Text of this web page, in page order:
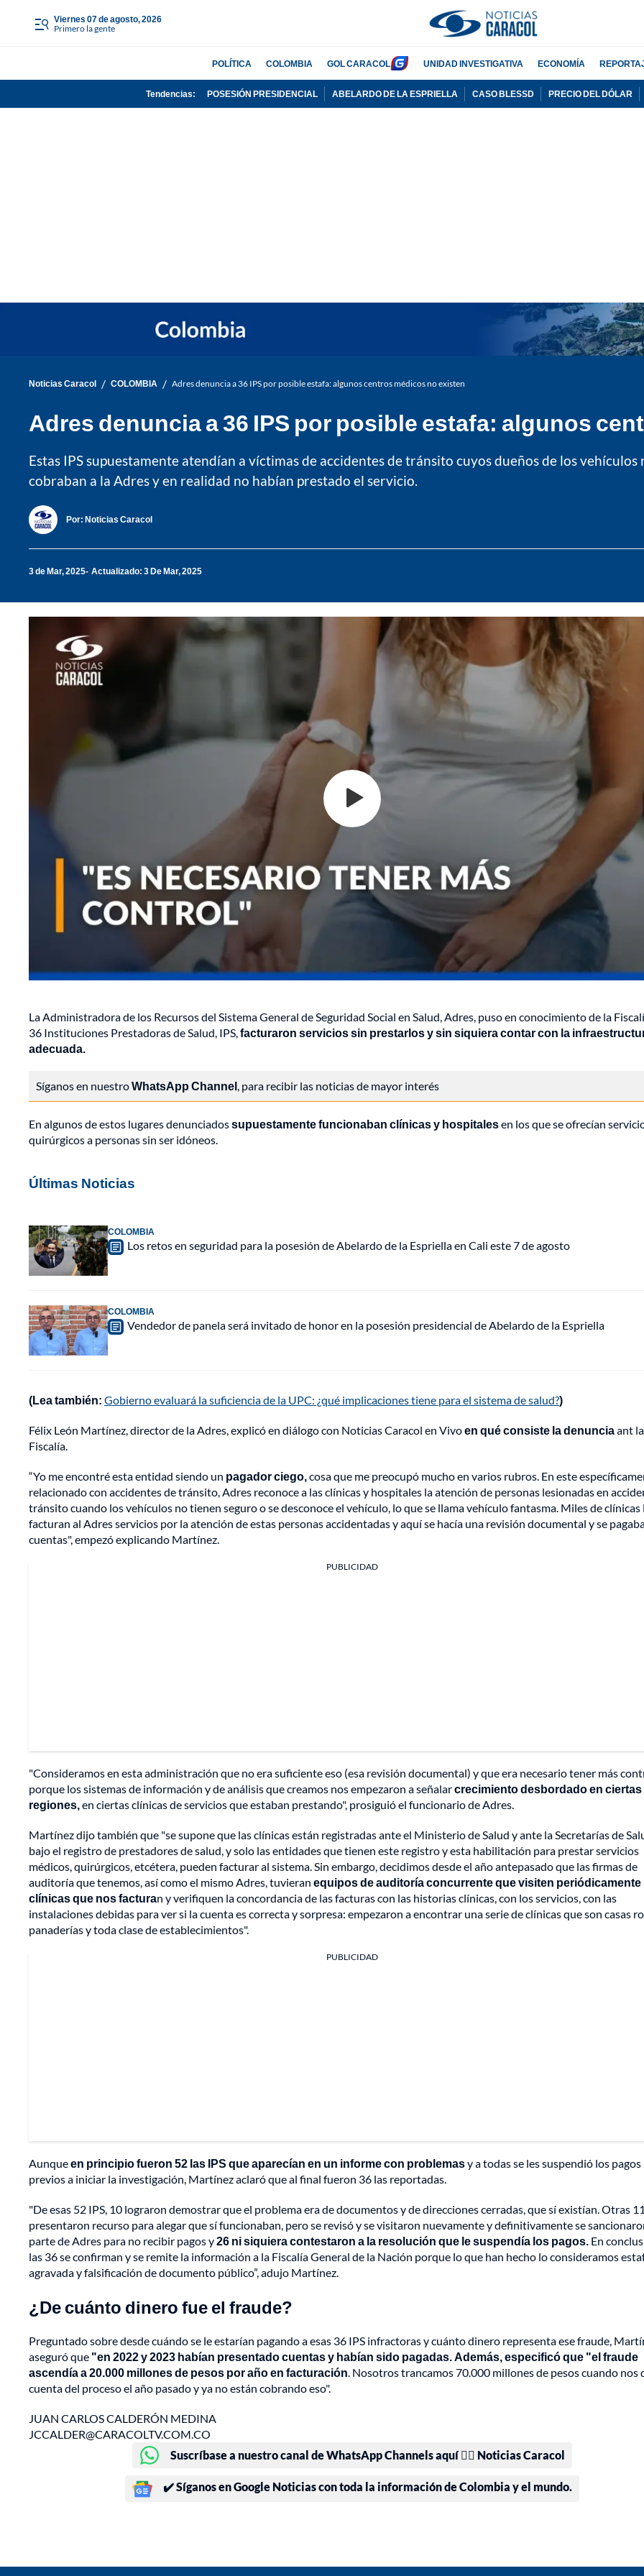
viernes 07 de agosto, 2026
Primero la gente
POLÍTICA COLOMBIA GOL CARACOL UNIDAD INVESTIGATIVA ECONOMÍA
Tendencias: POSESIÓN PRESIDENCIAL ABELARDO DE LA ESPRIELLA CASO BLESSD PRECIO DEL DÓLAR
Noticias Caracol / COLOMBIA / Adres denuncia a 36 IPS por posible estafa: algunos centros médicos no existen
Adres denuncia a 36 IPS por posible estafa: algunos
Estas IPS supuestamente atendían a víctimas de accidentes de tránsito cuyos dueños de los
cobraban a la Adres y en realidad no habían prestado el servicio.
Por: Noticias Caracol
3 de Mar, 2025 Actualizado: 3 De Mar, 2025
La Administradora de los Recursos del Sistema General de Seguridad Social en Salud, Adres, puso en conocimiento de la
36 Instituciones Prestadoras de Salud, IPS,facturaron servicios sin prestarlos y sin siquiera contar con la
adecuada.
Síganos en nuestroWhatsApp Channel, para recibir las noticias de mayor interés
En algunos de estos lugares denunciadossupuestamente funcionaban clínicas y hospitalesen los que se ofrecían
quirúrgicos a personas sin ser idóneos.
Últimas Noticias
COLOMBIA
Los retos en seguridad para la posesión de Abelardo de la Espriella en Cali este 7 de agosto
COLOMBIA
Vendedor de panela será invitado de honor en la posesión presidencial de Abelardo de la Espriella
(Lea también: Gobierno evaluará la suficiencia de la UPC: ¿qué implicaciones tiene para el sistema de salud?)
Félix León Martínez, director de la Adres, explicó en diálogo con Noticias Caracol en Vivoen qué consiste la denunciaant la
Fiscalía.
“Yo me encontré esta entidad siendo un pagador ciego,cosa que me preocupó mucho en varios rubros. En este
relacionado con accidentes de tránsito, Adres reconoce a las clínicas y hospitales la atención de personas lesionadas en
tránsito cuando los vehículos no tienen seguro o se desconoce el vehículo, lo que se llama vehículo fantasma. Miles de clínicas
facturan al Adres servicios por la atención de estas personas accidentadas y aquí se hacía una revisión documental y se
cuentas", empezó explicando Martínez.
PUBLICIDAD
"Consideramos en esta administración que no era suficiente eso (esa revisión documental) y que era necesario tener más
porque los sistemas de información y de análisis que creamos nos empezaron a señalarcrecimiento desbordado en ciertas
regiones,en ciertas clínicas de servicios que estaban prestando", prosiguió el funcionario de Adres.
Martínez dijo también que "se supone que las clínicas están registradas ante el Ministerio de Salud y ante la Secretarías de
bajo el registro de prestadores de salud, y solo las entidades que tienen este registro y esta habilitación para prestar servicios
médicos, quirúrgicos, etcétera, pueden facturar al sistema. Sin embargo, decidimos desde el año antepasado que las firmas de
auditoría que tenemos, así como el mismo Adres, tuvieran equipos de auditoría concurrente que visiten periódicamente
clínicas que nos facturan y verifiquen la concordancia de las facturas con las historias clínicas, con los servicios, con las
instalaciones debidas para ver si la cuenta es correcta y sorpresa: empezaron a encontrar una serie de clínicas que son casas
panaderías y toda clase de establecimientos".
PUBLICIDAD
Aunqueen principio fueron 52 las IPS que aparecían en un informe con problemasy a todas se les suspendió los pagos
previos a iniciar la investigación, Martínez aclaró que al final fueron 36 las reportadas.
"De esas 52 IPS, 10 lograron demostrar que el problema era de documentos y de direcciones cerradas, que sí existían. Otras 11
presentaron recurso para alegar que sí funcionaban, pero se revisó y se visitaron nuevamente y definitivamente se
parte de Adres para no recibir pagos y26 ni siquiera contestaron a la resolución que le suspendía los pagos. En
las 36 se confirman y se remite la información a la Fiscalía General de la Nación porque lo que han hecho lo consideramos
agravada y falsificación de documento público”, adujo Martínez.
¿De cuánto dinero fue el fraude?
Preguntado sobre desde cuándo se le estarían pagando a esas 36 IPS infractoras y cuánto dinero representa ese fraude,
aseguró que "en 2022 y 2023 habían presentado cuentas y habían sido pagadas. Además, especificó que "el fraude
ascendía a 20.000 millones de pesos por año en facturación. Nosotros trancamos 70.000 millones de pesos cuando nos
cuenta del proceso el año pasado y ya no están cobrando eso".
JUAN CARLOS CALDERÓN MEDINA
JCCALDER@CARACOLTV.COM.CO
Suscríbase a nuestro canal de WhatsApp Channels aquí 👉🏻 Noticias Caracol
✔️ Síganos en Google Noticias con toda la información de Colombia y el mundo.